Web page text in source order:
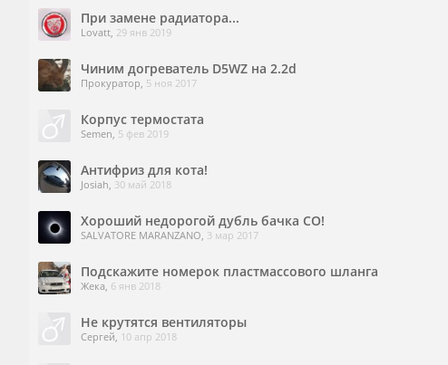
При замене радиатора...
Lovatt, 29 янв 2019
Чиним догреватель D5WZ на 2.2d
Прокуратор, 5 ноя 2017
Корпус термостата
Semen, 5 фев 2019
Антифриз для кота!
Josiah, 30 май 2018
Хороший недорогой дубль бачка СО!
SALVATORE MARANZANO, 3 мар 2017
Подскажите номерок пластмассового шланга
Жека, 6 янв 2018
Не крутятся вентиляторы
Сергей, 10 апр 2018